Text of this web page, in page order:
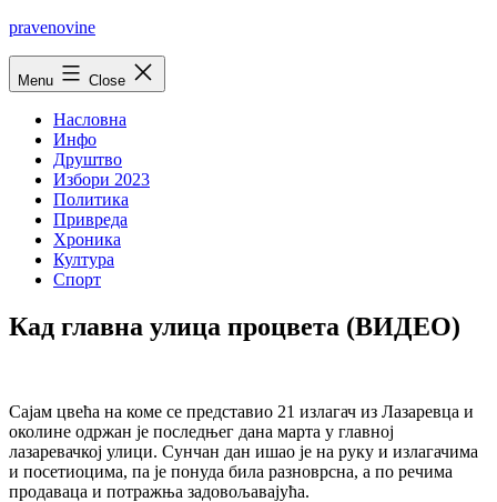
Skip
pravenovine
Menu Close
Насловна
Инфо
Друштво
Избори 2023
Политика
Привреда
Хроника
Култура
Спорт
Кад главна улица процвета (ВИДЕО)
Сајам цвећа на коме се представио 21 излагач из Лазаревца и
околине одржан је последњег дана марта у главној
лазаревачкој улици. Сунчан дан ишао је на руку и излагачима
и посетиоцима, па је понуда била разноврсна, а по речима
продаваца и потражња задовољавајућа.